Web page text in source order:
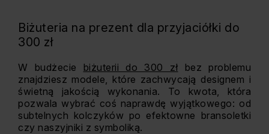
Biżuteria na prezent dla przyjaciółki do
300 zł
W budżecie biżuterii do 300 zł bez problemu
znajdziesz modele, które zachwycają designem i
świetną jakością wykonania. To kwota, która
pozwala wybrać coś naprawdę wyjątkowego: od
subtelnych kolczyków po efektowne bransoletki
czy naszyjniki z symboliką.